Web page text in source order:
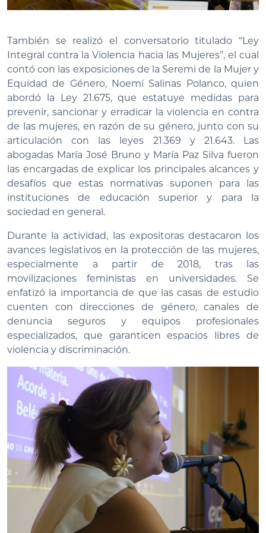
También se realizó el conversatorio titulado “Ley
Integral contra la Violencia hacia las Mujeres”, el cual
contó con las exposiciones de la Seremi de la Mujer y
Equidad de Género, Noemí Salinas Polanco, quien
abordó la Ley 21.675, que estatuye medidas para
prevenir, sancionar y erradicar la violencia en contra
de las mujeres, en razón de su género, junto con su
articulación con las leyes 21.369 y 21.643. Las
abogadas María José Bruno y María Paz Silva fueron
las encargadas de explicar los principales alcances y
desafíos que estas normativas suponen para las
instituciones de educación superior y para la
sociedad en general.
Durante la actividad, las expositoras destacaron los
avances legislativos en la protección de las mujeres,
especialmente a partir de 2018, tras las
movilizaciones feministas en universidades. Se
enfatizó la importancia de que las casas de estudio
cuenten con direcciones de género, canales de
denuncia seguros y equipos profesionales
especializados, que garanticen espacios libres de
violencia y discriminación.